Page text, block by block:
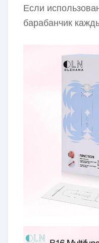
Если
барабанчик